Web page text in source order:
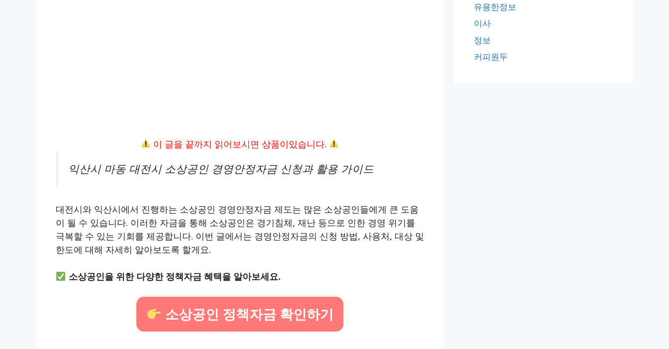
이 글을 끝까지 읽어보시면 상품이있습니다.
익산시 마동 대전시 소상공인 경영안정자금 신청과 활용 가이드
대전시와 익산시에서 진행하는 소상공인 경영안정자금 제도는 많은 소상공인들에게 큰 도움
이 될 수 있습니다. 이러한 자금을 통해 소상공인은 경기침체, 재난 등으로 인한 경영 위기를
극복할 수 있는 기회를 제공합니다. 이번 글에서는 경영안정자금의 신청 방법, 사용처, 대상 및
한도에 대해 자세히 알아보도록 할게요.
소상공인을 위한 다양한 정책자금 혜택을 알아보세요.
소상공인 정책자금 확인하기
유용한정보
이사
정보
커피원두